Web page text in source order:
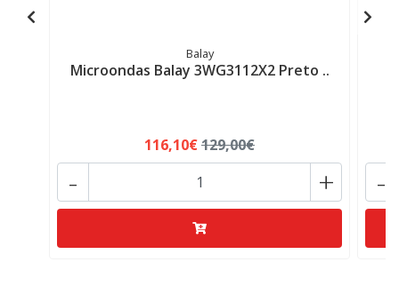
Balay
Microondas Balay 3WG3112X2 Preto ..
116,10€129,00€
+
- -